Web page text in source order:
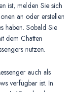
ist, melden Sie sich
an oder erstellen
haben. Sobald Sie
dem Chatten
nutzen.
auch als
verfügbar ist. In